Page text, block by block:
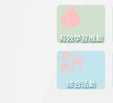
有效學習推動
綜合活動